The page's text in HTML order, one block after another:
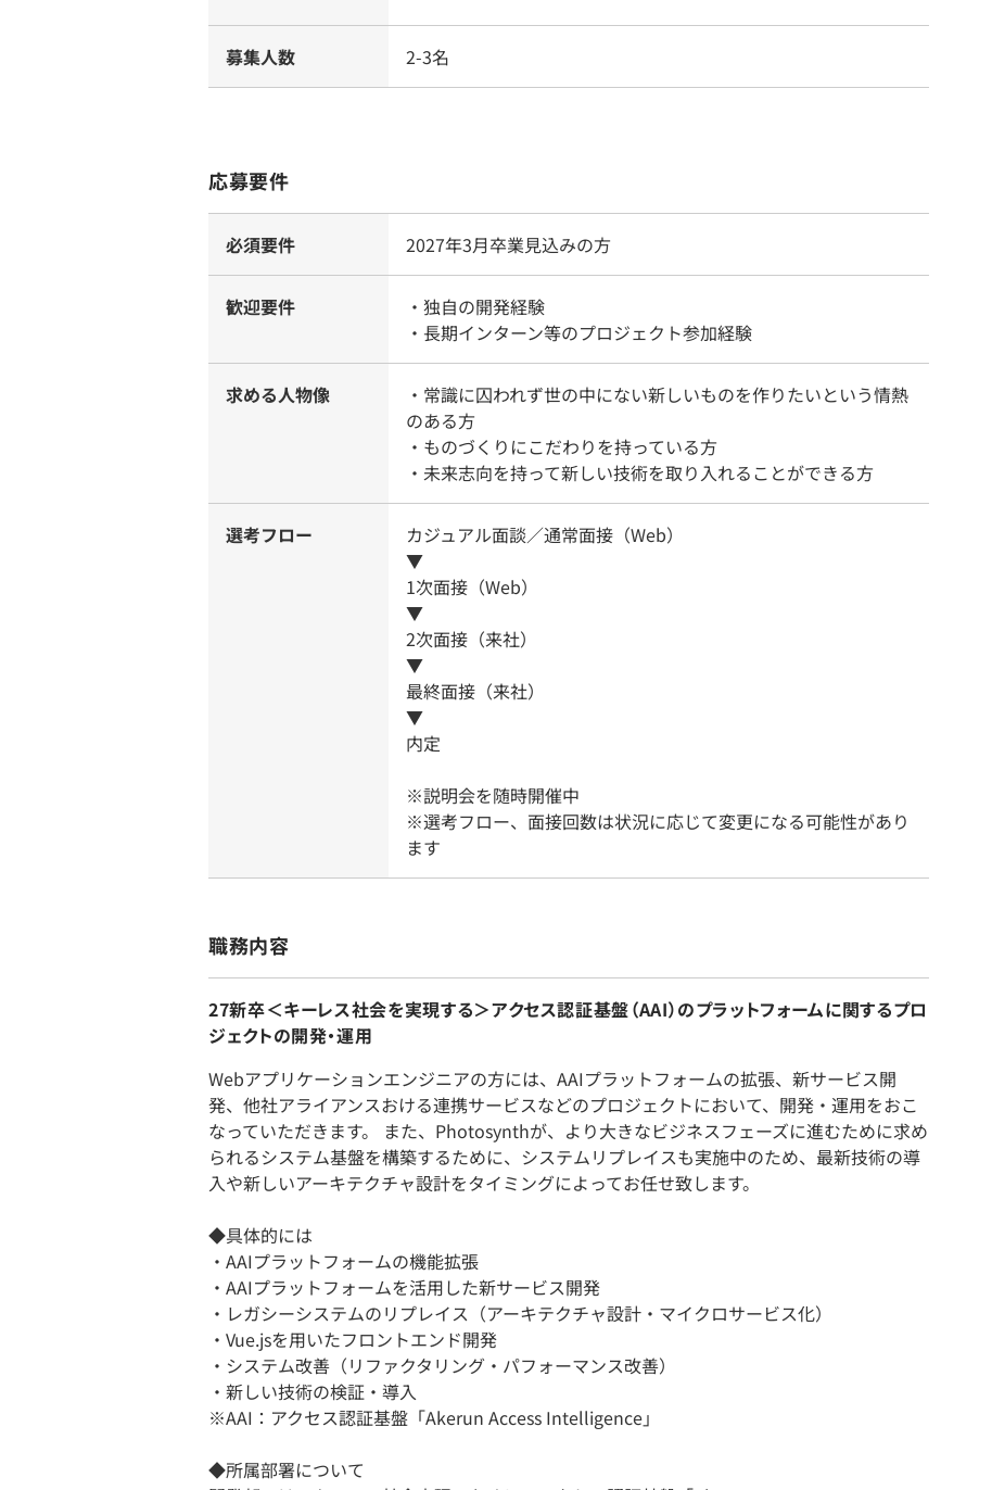
募集人数 2-3名
応募要件
必須要件 2027年3月卒業見込みの方
歓迎要件
・独自の開発経験
・長期インターン等のプロジェクト参加経験
求める人物像
・常識に囚われず世の中にない新しいものを作りたいという情熱
のある方
・ものづくりにこだわりを持っている方
・未来志向を持って新しい技術を取り入れることができる方
選考フロー
カジュアル面談／通常面接（Web）
▼
1次面接（Web）
▼
2次面接（来社）
▼
最終面接（来社）
▼
内定
※説明会を随時開催中
※選考フロー、面接回数は状況に応じて変更になる可能性があり
ます
職務内容
27新卒＜キーレス社会を実現する＞アクセス認証基盤（AAI）のプラットフォームに関するプロ
ジェクトの開発・運用
Webアプリケーションエンジニアの方には、AAIプラットフォームの拡張、新サービス開
発、他社アライアンスおける連携サービスなどのプロジェクトにおいて、開発・運用をおこ
なっていただきます。 また、Photosynthが、より大きなビジネスフェーズに進むために求め
られるシステム基盤を構築するために、システムリプレイスも実施中のため、最新技術の導
入や新しいアーキテクチャ設計をタイミングによってお任せ致します。
◆具体的には
・AAIプラットフォームの機能拡張
・AAIプラットフォームを活用した新サービス開発
・レガシーシステムのリプレイス（アーキテクチャ設計・マイクロサービス化）
・Vue.jsを用いたフロントエンド開発
・システム改善（リファクタリング・パフォーマンス改善）
・新しい技術の検証・導入
※AAI：アクセス認証基盤「Akerun Access Intelligence」
◆所属部署について